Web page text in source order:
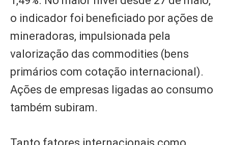
o indicador foi beneficiado por ações de
mineradoras, impulsionada pela
valorização das commodities (bens
primários com cotação internacional).
Ações de empresas ligadas ao consumo
também subiram.